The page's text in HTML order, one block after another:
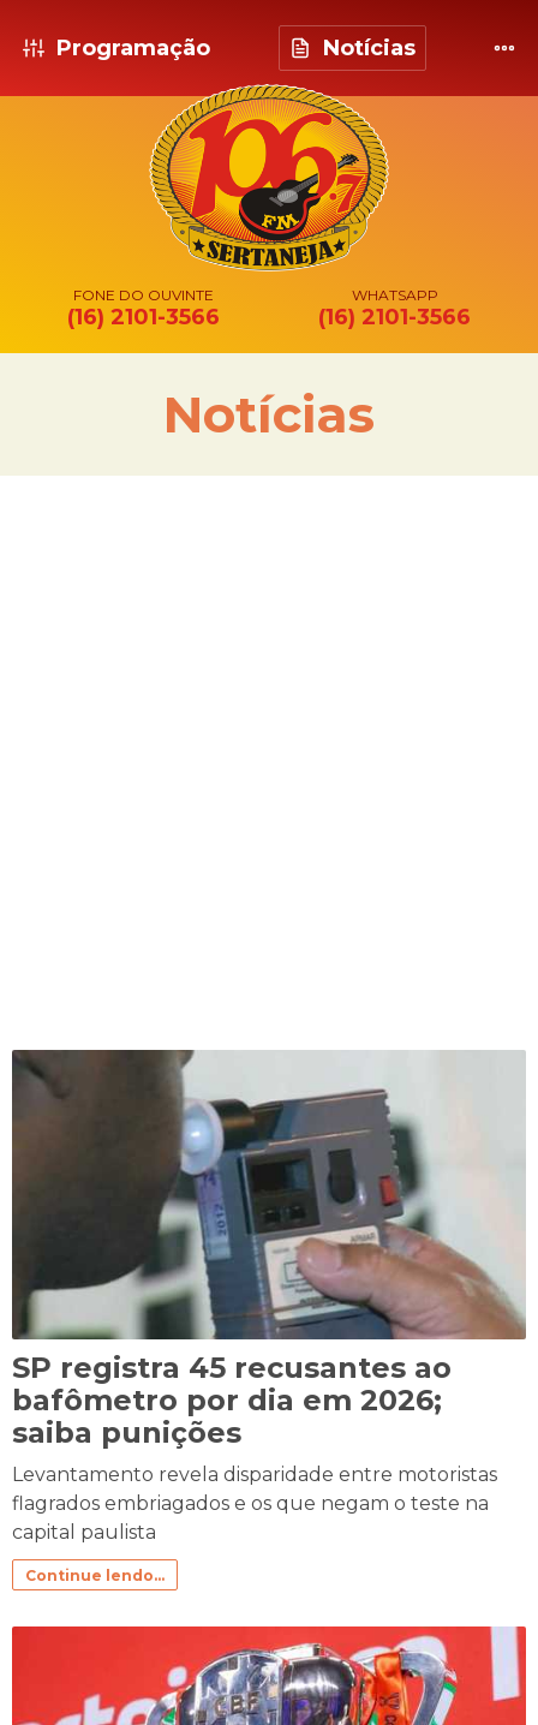
Programação Notícias
FONE DO OUVINTE
(16) 2101-3566
WHATSAPP
(16) 2101-3566
Notícias
SP registra 45 recusantes ao
bafômetro por dia em 2026;
saiba punições
Levantamento revela disparidade entre motoristas
flagrados embriagados e os que negam o teste na
capital paulista
Continue lendo...